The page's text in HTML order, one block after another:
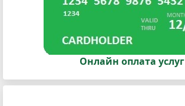
Онлайн оплата услуг